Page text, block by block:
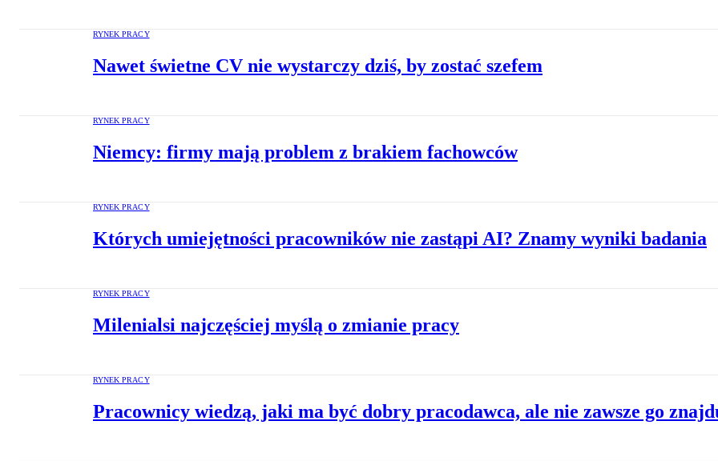
RYNEK PRACY
Nawet świetne CV nie wystarczy dziś, by zostać szefem
RYNEK PRACY
Niemcy: firmy mają problem z brakiem fachowców
RYNEK PRACY
Których umiejętności pracowników nie zastąpi AI? Znamy wyniki badania
RYNEK PRACY
Milenialsi najczęściej myślą o zmianie pracy
RYNEK PRACY
Pracownicy wiedzą, jaki ma być dobry pracodawca, ale nie zawsze go